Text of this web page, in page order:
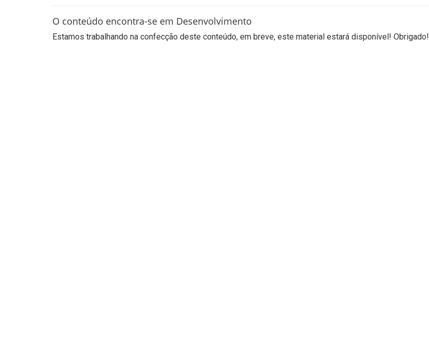
O conteúdo encontra-se em Desenvolvimento
Estamos trabalhando na confecção deste conteúdo, em breve, este material estará disponível! Obrigado!